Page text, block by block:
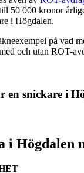
50 000 kronor
i Högdalen.
på vad
och utan ROT-
en snickare i
i Högdalen